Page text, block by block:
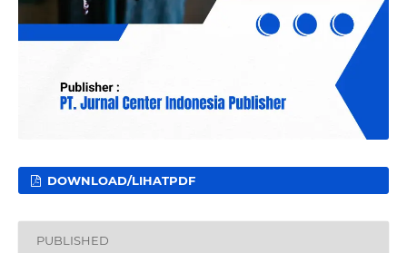
DOWNLOAD/LIHATPDF
PUBLISHED